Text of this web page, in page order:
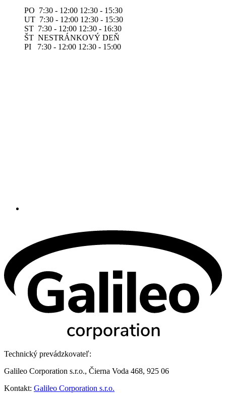
PO 7:30 - 12:00 12:30 - 15:30
UT 7:30 - 12:00 12:30 - 15:30
ST 7:30 - 12:00 12:30 - 16:30
ŠT NESTRÁNKOVÝ DEŇ
PI 7:30 - 12:00 12:30 - 15:00
Technický prevádzkovateľ:
Galileo Corporation s.r.o., Čierna Voda 468, 925 06
Kontakt: Galileo Corporation s.r.o.